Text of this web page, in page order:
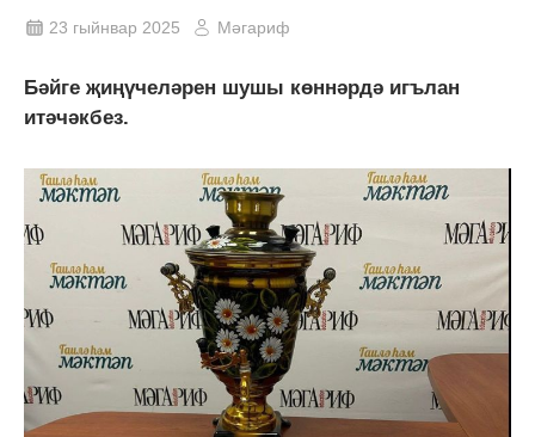
23 гыйнвар 2025 Мәгариф
Бәйге җиңүчеләрен шушы көннәрдә игълан
итәчәкбез.